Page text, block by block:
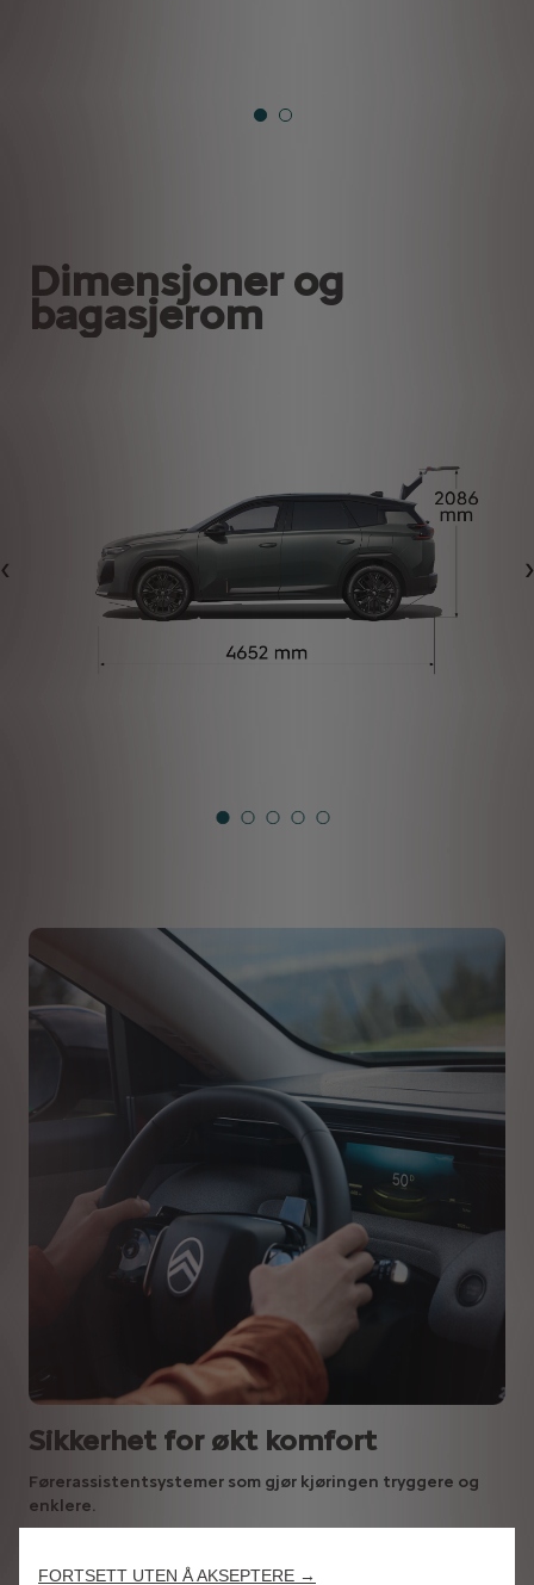
Dimensjoner og
bagasjerom
Forrige
Sikkerhet for økt komfort
Førerassistentsystemer som gjør kjøringen tryggere og
enklere.
FORTSETT UTEN Å AKSEPTERE →